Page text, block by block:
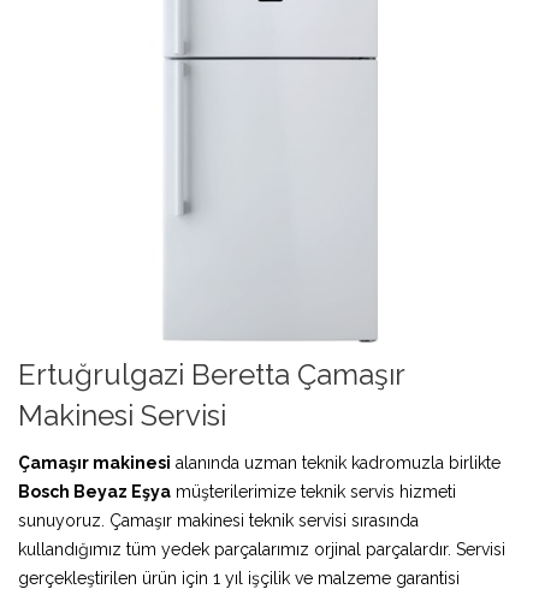
Ertuğrulgazi Beretta Çamaşır
Makinesi Servisi
Çamaşır makinesi alanında uzman teknik kadromuzla birlikte
Bosch Beyaz Eşya müşterilerimize teknik servis hizmeti
sunuyoruz. Çamaşır makinesi teknik servisi sırasında
kullandığımız tüm yedek parçalarımız orjinal parçalardır. Servisi
gerçekleştirilen ürün için 1 yıl işçilik ve malzeme garantisi